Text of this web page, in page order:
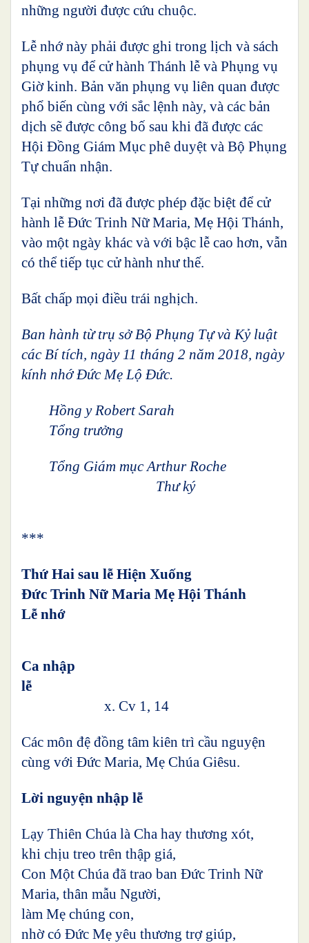
những người được cứu chuộc.
Lễ nhớ này phải được ghi trong lịch và sách
phụng vụ để cử hành Thánh lễ và Phụng vụ
Giờ kinh. Bản văn phụng vụ liên quan được
phổ biến cùng với sắc lệnh này, và các bản
dịch sẽ được công bố sau khi đã được các
Hội Đồng Giám Mục phê duyệt và Bộ Phụng
Tự chuẩn nhận.
Tại những nơi đã được phép đặc biệt để cử
hành lễ Đức Trinh Nữ Maria, Mẹ Hội Thánh,
vào một ngày khác và với bậc lễ cao hơn, vẫn
có thể tiếp tục cử hành như thế.
Bất chấp mọi điều trái nghịch.
Ban hành từ trụ sở Bộ Phụng Tự và Kỷ luật
các Bí tích, ngày 11 tháng 2 năm 2018, ngày
kính nhớ Đức Mẹ Lộ Đức.
Hồng y Robert Sarah
Tổng trưởng
Tổng Giám mục Arthur Roche
Thư ký
***
Thứ Hai sau lễ Hiện Xuống
Đức Trinh Nữ Maria Mẹ Hội Thánh
Lễ nhớ
Ca nhập
lễ
x. Cv 1, 14
Các môn đệ đồng tâm kiên trì cầu nguyện
cùng với Đức Maria, Mẹ Chúa Giêsu.
Lời nguyện nhập lễ
Lạy Thiên Chúa là Cha hay thương xót,
khi chịu treo trên thập giá,
Con Một Chúa đã trao ban Đức Trinh Nữ
Maria, thân mẫu Người,
làm Mẹ chúng con,
nhờ có Đức Mẹ yêu thương trợ giúp,